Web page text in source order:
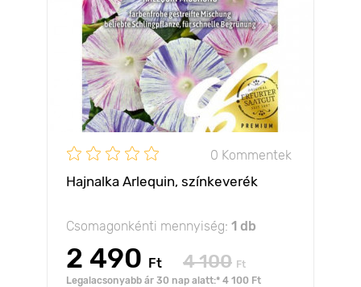
0 Kommentek
Hajnalka Arlequin, színkeverék
Csomagonkénti mennyiség: 1 db
2 490 Ft 4 100 Ft
Legalacsonyabb ár 30 nap alatt:* 4 100 Ft